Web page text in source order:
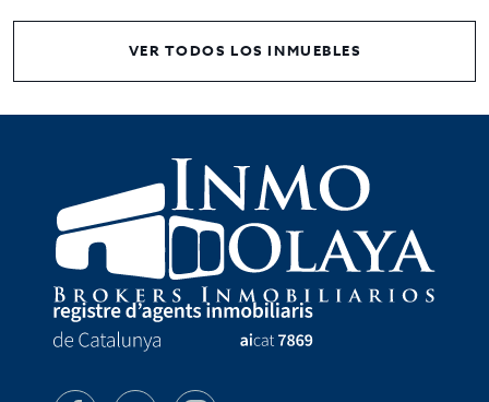
VER TODOS LOS INMUEBLES